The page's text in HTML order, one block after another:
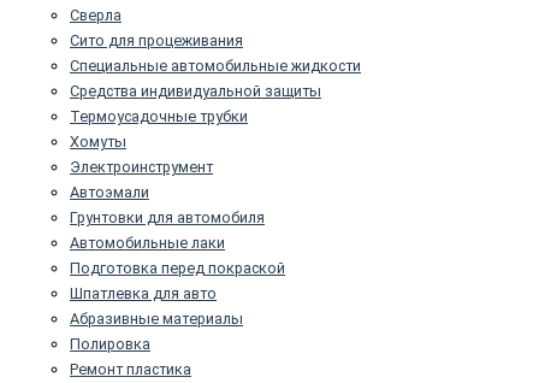
Сверла
Сито для процеживания
Специальные автомобильные жидкости
Средства индивидуальной защиты
Термоусадочные трубки
Хомуты
Электроинструмент
Автоэмали
Грунтовки для автомобиля
Автомобильные лаки
Подготовка перед покраской
Шпатлевка для авто
Абразивные материалы
Полировка
Ремонт пластика